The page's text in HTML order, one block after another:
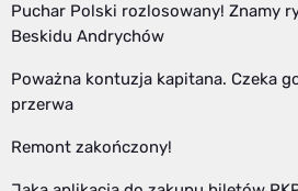
Puchar Polski rozlosowany! Znamy
Beskidu Andrychów
Poważna kontuzja kapitana. Czeka
przerwa
Remont zakończony!